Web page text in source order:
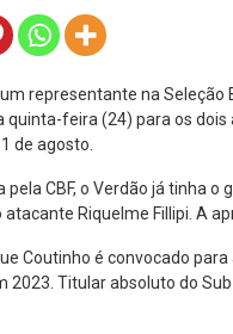
representante na
quinta-feira (24) para os
de agosto.
pela CBF, o Verdão já tinha
atacante Riquelme Fillipi. A
Coutinho é convocado
2023. Titular absoluto do